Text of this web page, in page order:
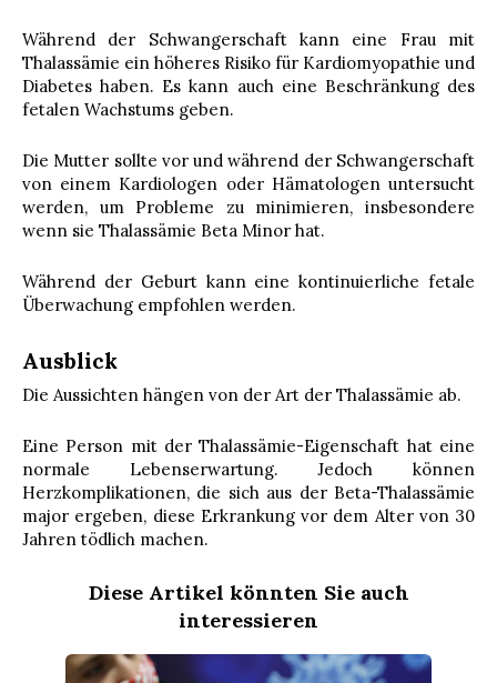
Während der Schwangerschaft kann eine Frau mit
Thalassämie ein höheres Risiko für Kardiomyopathie und
Diabetes haben. Es kann auch eine Beschränkung des
fetalen Wachstums geben.
Die Mutter sollte vor und während der Schwangerschaft
von einem Kardiologen oder Hämatologen untersucht
werden, um Probleme zu minimieren, insbesondere
wenn sie Thalassämie Beta Minor hat.
Während der Geburt kann eine kontinuierliche fetale
Überwachung empfohlen werden.
Ausblick
Die Aussichten hängen von der Art der Thalassämie ab.
Eine Person mit der Thalassämie-Eigenschaft hat eine
normale Lebenserwartung. Jedoch können
Herzkomplikationen, die sich aus der Beta-Thalassämie
major ergeben, diese Erkrankung vor dem Alter von 30
Jahren tödlich machen.
Diese Artikel könnten Sie auch
interessieren